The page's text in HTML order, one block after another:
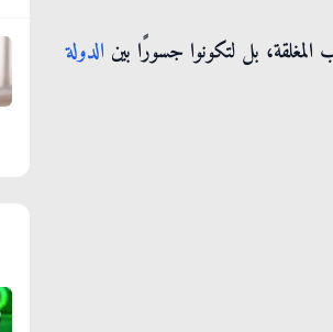
المغلقة، بل لتكونوا جسورًا بين الدولة